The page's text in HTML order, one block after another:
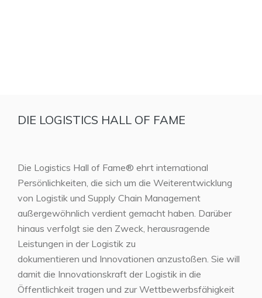
DIE LOGISTICS HALL OF FAME
Die Logistics Hall of Fame® ehrt international
Persönlichkeiten, die sich um die Weiterentwicklung
von Logistik und Supply Chain Management
außergewöhnlich verdient gemacht haben. Darüber
hinaus verfolgt sie den Zweck, herausragende
Leistungen in der Logistik zu
dokumentieren und Innovationen anzustoßen. Sie will
damit die Innovationskraft der Logistik in die
Öffentlichkeit tragen und zur Wettbewerbsfähigkeit